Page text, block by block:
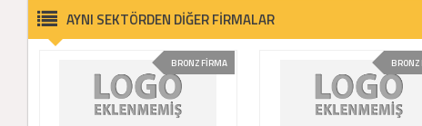
AYNI SEKTÖRDEN DİĞER FİRMALAR
BRONZ FİRMA